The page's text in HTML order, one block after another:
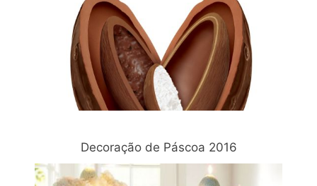
Decoração de Páscoa 2016